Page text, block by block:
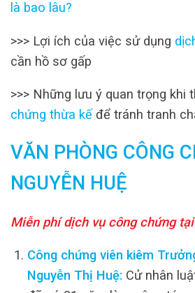
là bao lâu?
>>> Lợi ích của việc sử dụng
cần hồ sơ gấp
>>> Những lưu ý quan trọng khi
chứng thừa kế để tránh tranh
VĂN PHÒNG CÔNG
NGUYỄN HUỆ
Miễn phí dịch vụ công chứng
Công chứng viên kiêm
Nguyễn Thị Huệ: Cử nhân